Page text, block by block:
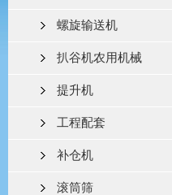
螺旋输送机
扒谷机农用机械
提升机
工程配套
补仓机
滚筒筛